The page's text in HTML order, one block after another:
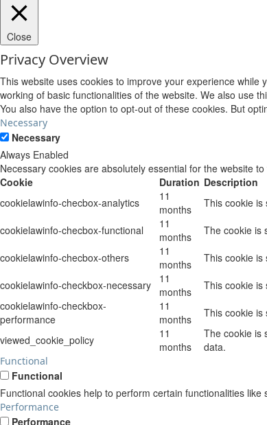
Close
Privacy Overview
This website uses cookies to improve your experience
working of basic functionalities of the website. We also use
You also have the option to opt-out of these cookies. But
Necessary
Necessary
Always Enabled
Necessary cookies are absolutely essential for the website
Cookie
Duration Description
cookielawinfo-checbox-analytics
11
months
This cookie is
cookielawinfo-checbox-functional
11
months
The cookie is
cookielawinfo-checbox-others
11
months
This cookie is
cookielawinfo-checkbox-necessary
11
months
This cookie is
cookielawinfo-checkbox-
performance
11
months
This cookie is
viewed_cookie_policy
11
months
The cookie is
data.
Functional
Functional
Functional cookies help to perform certain functionalities
Performance
Performance